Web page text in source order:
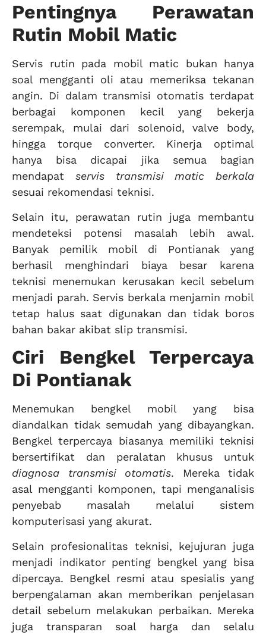
Pentingnya Perawatan
Rutin Mobil Matic
Servis rutin pada mobil matic bukan hanya
soal mengganti oli atau memeriksa tekanan
angin. Di dalam transmisi otomatis terdapat
berbagai komponen kecil yang bekerja
serempak, mulai dari solenoid, valve body,
hingga torque converter. Kinerja optimal
hanya bisa dicapai jika semua bagian
mendapat servis transmisi matic berkala
sesuai rekomendasi teknisi.
Selain itu, perawatan rutin juga membantu
mendeteksi potensi masalah lebih awal.
Banyak pemilik mobil di Pontianak yang
berhasil menghindari biaya besar karena
teknisi menemukan kerusakan kecil sebelum
menjadi parah. Servis berkala menjamin mobil
tetap halus saat digunakan dan tidak boros
bahan bakar akibat slip transmisi.
Ciri Bengkel Terpercaya
Di Pontianak
Menemukan bengkel mobil yang bisa
diandalkan tidak semudah yang dibayangkan.
Bengkel terpercaya biasanya memiliki teknisi
bersertifikat dan peralatan khusus untuk
diagnosa transmisi otomatis. Mereka tidak
asal mengganti komponen, tapi menganalisis
penyebab masalah melalui sistem
komputerisasi yang akurat.
Selain profesionalitas teknisi, kejujuran juga
menjadi indikator penting bengkel yang bisa
dipercaya. Bengkel resmi atau spesialis yang
berpengalaman akan memberikan penjelasan
detail sebelum melakukan perbaikan. Mereka
juga transparan soal harga dan selalu